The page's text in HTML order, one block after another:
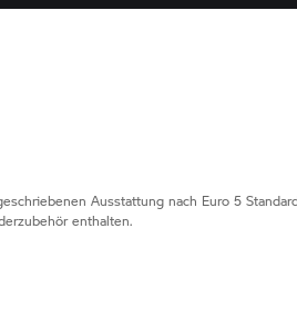
Ausstattung nach Euro 5
enthalten.